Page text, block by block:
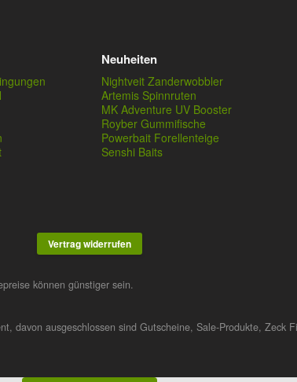
Neuheiten
Nightveit Zanderwobbler
Artemis Spinnruten
MK Adventure UV Booster
Royber Gummifische
Powerbait Forellenteige
Senshi Baits
Vertrag widerrufen
können günstiger sein.
davon ausgeschlossen sind Gutscheine, Sale-Produkte, Zeck